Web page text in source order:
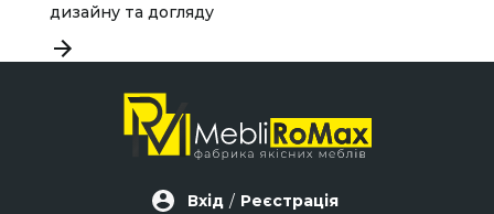
дизайну та догляду
Вхід / Реєстрація